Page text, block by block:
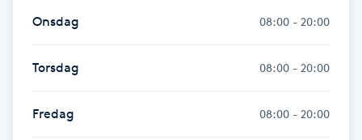
Keratinbehandling
Kinesiologi
Kinesisk medicin
Onsdag 08:00 - 20:00
Torsdag 08:00 - 20:00
Fredag 08:00 - 20:00